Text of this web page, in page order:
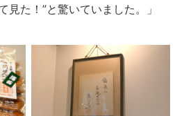
見た！”と驚いていました。」